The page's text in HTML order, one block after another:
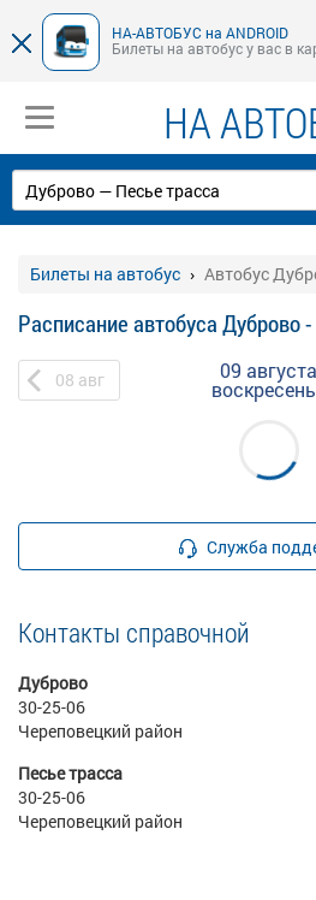
НА-АВТОБУС на ANDROID
Билеты на автобус у вас в
НА
Билеты на автобус Автобус
Расписание автобуса Дуброво
08 авг 09 августа
Служба
Контакты справочной
Дуброво
30-25-06
Череповецкий район
Песье трасса
30-25-06
Череповецкий район